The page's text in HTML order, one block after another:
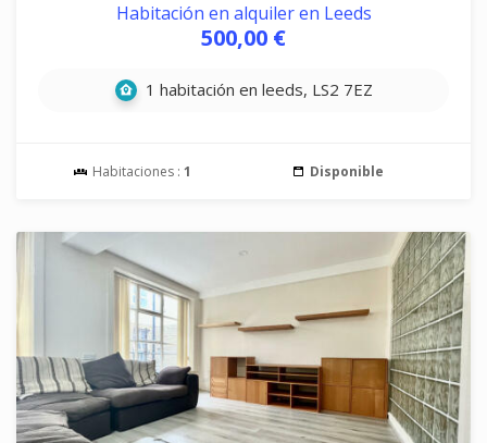
Habitación en alquiler en Leeds
500,00 €
1 habitación en leeds, LS2 7EZ
Habitaciones : 1 Disponible